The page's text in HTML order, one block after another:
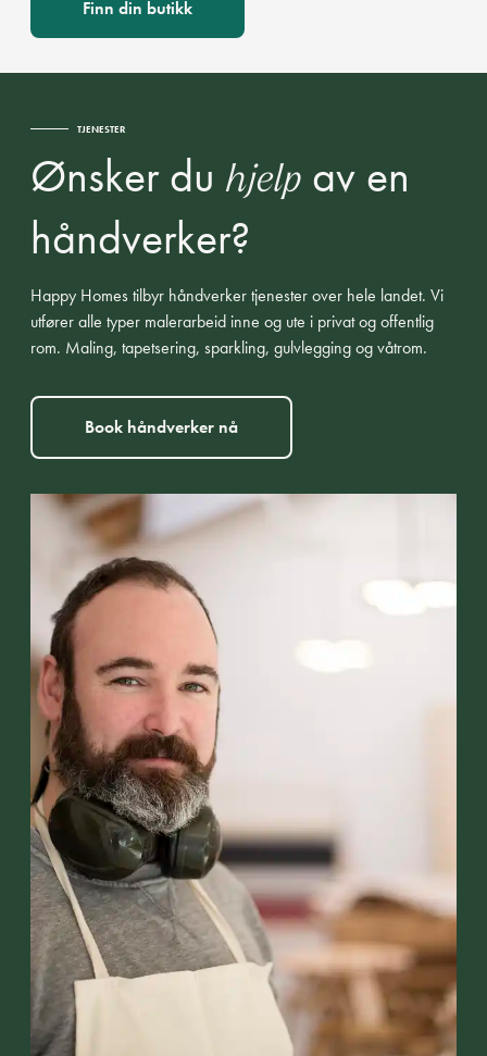
Finn din butikk
TJENESTER
Ønsker du hjelp av en
håndverker?
Happy Homes tilbyr håndverker tjenester over hele landet. Vi
utfører alle typer malerarbeid inne og ute i privat og offentlig
rom. Maling, tapetsering, sparkling, gulvlegging og våtrom.
Book håndverker nå